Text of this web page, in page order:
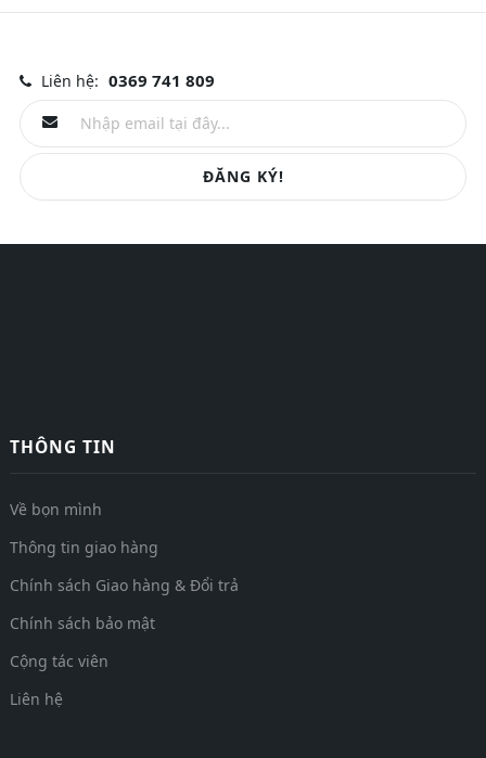
Liên hệ: 0369 741 809
ĐĂNG KÝ!
THÔNG TIN
Về bọn mình
Thông tin giao hàng
Chính sách Giao hàng & Đổi trả
Chính sách bảo mật
Cộng tác viên
Liên hệ